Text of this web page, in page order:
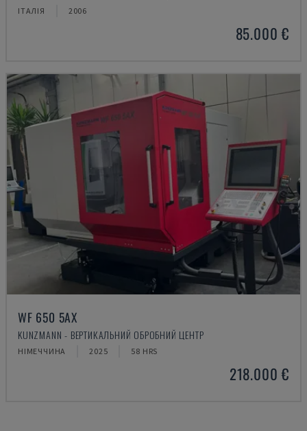
ІТАЛІЯ 2006
85.000 €
WF 650 5AX
KUNZMANN - ВЕРТИКАЛЬНИЙ ОБРОБНИЙ ЦЕНТР
НІМЕЧЧИНА 2025 58 HRS
218.000 €